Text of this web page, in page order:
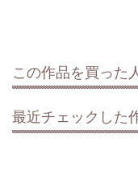
この作品を買った
最近チェックした